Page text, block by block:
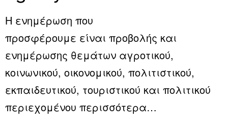
Η ενημέρωση που
προσφέρουμε είναι προβολής και
ενημέρωσης θεμάτων αγροτικού,
κοινωνικού, οικονομικού, πολιτιστικού,
εκπαιδευτικού, τουριστικού και πολιτικού
περιεχομένου περισσότερα…